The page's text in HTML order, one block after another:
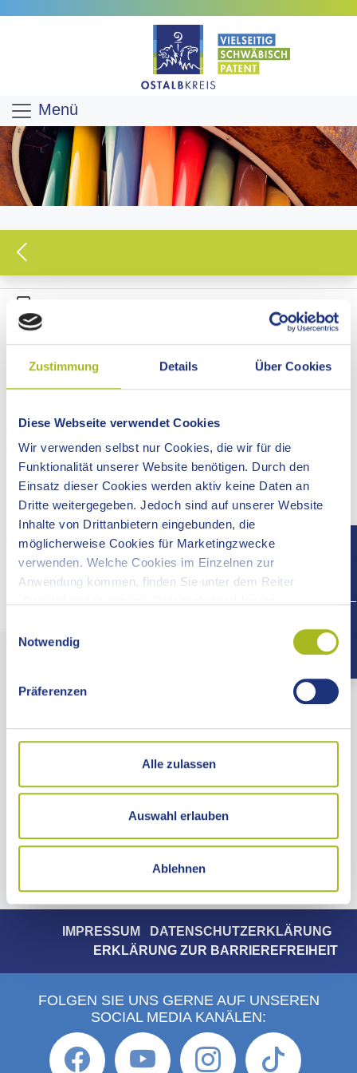
Zustimmung Details Über Cookies
Diese Webseite verwendet Cookies
Wir verwenden selbst nur Cookies, die wir für die
Funktionalität unserer Website benötigen. Durch den
Einsatz dieser Cookies werden aktiv keine Daten an
Dritte weitergegeben. Jedoch sind auf unserer Website
Inhalte von Drittanbietern eingebunden, die
möglicherweise Cookies für Marketingzwecke
verwenden. Welche Cookies im Einzelnen zur
Anwendung kommen, finden Sie unter dem Reiter
Notwendig
Präferenzen
Alle zulassen
Auswahl erlauben
Ablehnen
Menü
PRESSEMITTEILUNG
Nr. 279 vom 30.06.2026
DIENSTSTELLEN DER
Wie das Landratsamt Ostalbkreis mitteilt, bleiben am
Mittwoch, 15. Juli 2026 alle Dienststellen wegen einer
internen Veranstaltung ganztägig geschlossen.
Mehr zu diesem Thema
Kontaktzeiten des Landratsamts Ostalbkreis
Pressestelle
IMPRESSUM
DATENSCHUTZERKLÄRUNG
ERKLÄRUNG ZUR BARRIEREFREIHEIT
FOLGEN SIE UNS GERNE AUF UNSEREN
SOCIAL MEDIA KANÄLEN: